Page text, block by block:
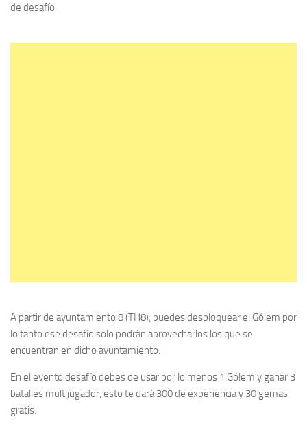
de desafío.
A partir de ayuntamiento 8 (TH8), puedes desbloquear el Gólem por
lo tanto ese desafío solo podrán aprovecharlos los que se
encuentran en dicho ayuntamiento.
En el evento desafío debes de usar por lo menos 1 Gólem y ganar 3
batalles multijugador, esto te dará 300 de experiencia y 30 gemas
gratis.